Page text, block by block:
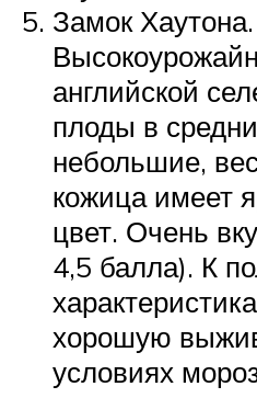
Замок Хаутона.
английской
плоды в
небольшие,
кожица имеет
цвет. Очень
4,5 балла). К
хорошую
условиях